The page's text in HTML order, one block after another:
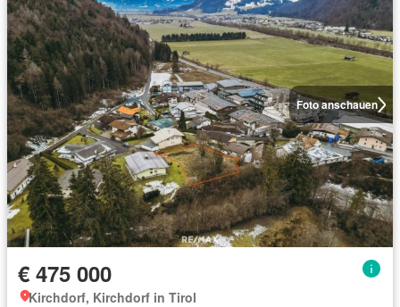
Foto anschauen
€ 475 000
Kirchdorf, Kirchdorf in Tirol